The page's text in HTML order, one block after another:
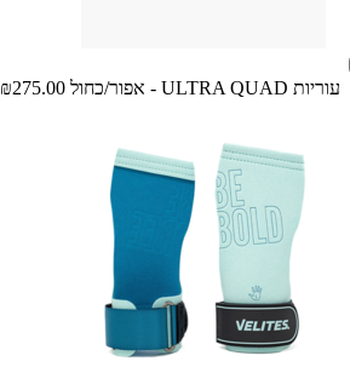
עוריות ULTRA QUAD - אפור/כחול ₪275.00